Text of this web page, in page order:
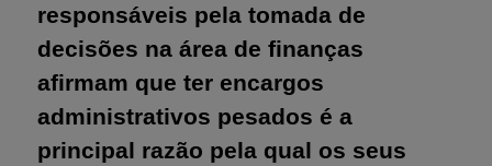
responsáveis pela tomada de
decisões na área de finanças
afirmam que ter encargos
administrativos pesados é a
principal razão pela qual os seus